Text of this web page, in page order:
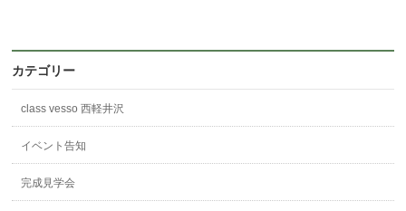
カテゴリー
class vesso 西軽井沢
イベント告知
完成見学会